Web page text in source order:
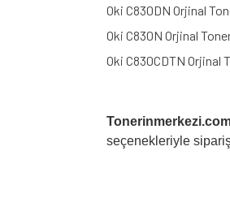
Oki C830DN Orjinal
Oki C830N Orjinal
Oki C830CDTN Orjinal
seçenekleriyle